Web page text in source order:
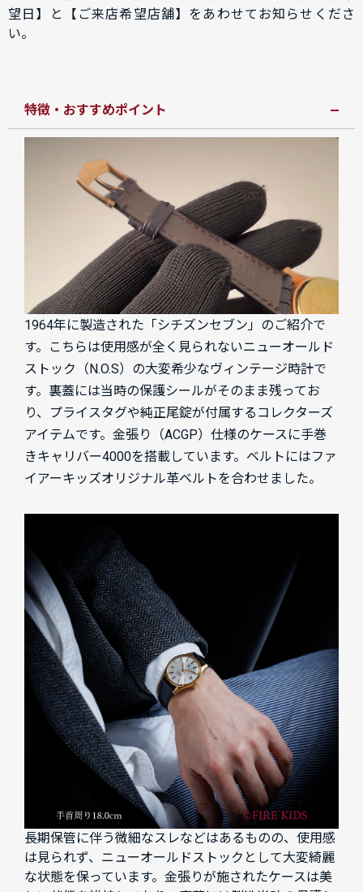
望日】と【ご来店希望店舗】をあわせてお知らせくださ
い。
特徴・おすすめポイント
1964年に製造された「シチズンセブン」のご紹介で
す。こちらは使用感が全く見られないニューオールド
ストック（N.O.S）の大変希少なヴィンテージ時計で
す。裏蓋には当時の保護シールがそのまま残ってお
り、プライスタグや純正尾錠が付属するコレクターズ
アイテムです。金張り（ACGP）仕様のケースに手巻
きキャリバー4000を搭載しています。ベルトにはファ
イアーキッズオリジナル革ベルトを合わせました。
長期保管に伴う微細なスレなどはあるものの、使用感
は見られず、ニューオールドストックとして大変綺麗
な状態を保っています。金張りが施されたケースは美